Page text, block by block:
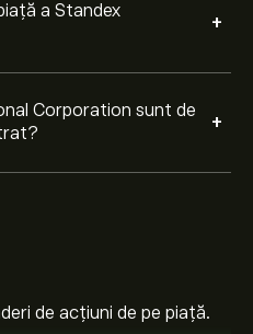
a Standex
+
Corporation sunt de
+
de acțiuni de pe piață.